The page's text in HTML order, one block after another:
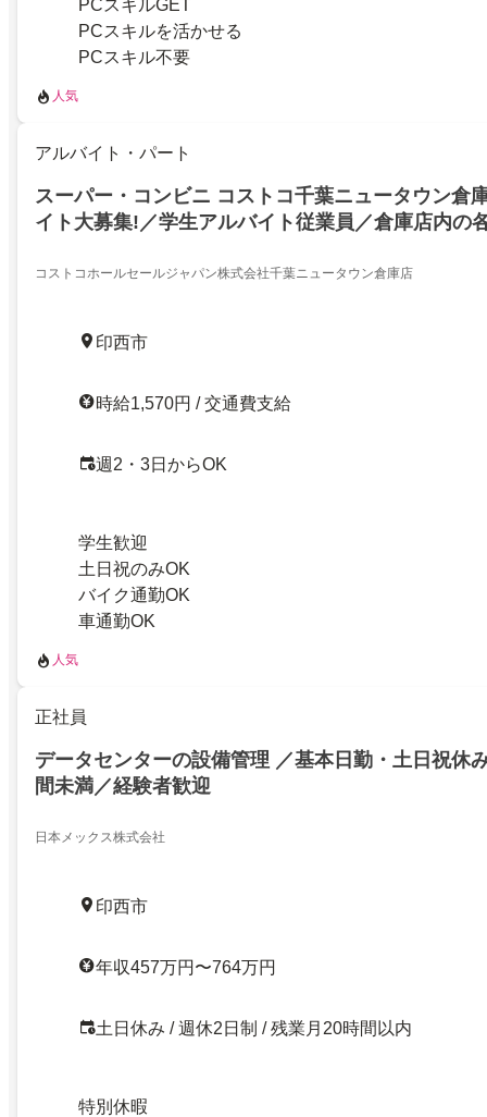
PCスキルGET
PCスキルを活かせる
PCスキル不要
人気
アルバイト・パート
スーパー・コンビニ コストコ千葉ニュータウン倉
イト大募集!／学生アルバイト従業員／倉庫店内の
コストコホールセールジャパン株式会社千葉ニュータウン倉庫店
印西市
時給1,570円 / 交通費支給
週2・3日からOK
学生歓迎
土日祝のみOK
バイク通勤OK
車通勤OK
人気
正社員
データセンターの設備管理 ／基本日勤・土日祝休
間未満／経験者歓迎
日本メックス株式会社
印西市
年収457万円〜764万円
土日休み / 週休2日制 / 残業月20時間以内
特別休暇